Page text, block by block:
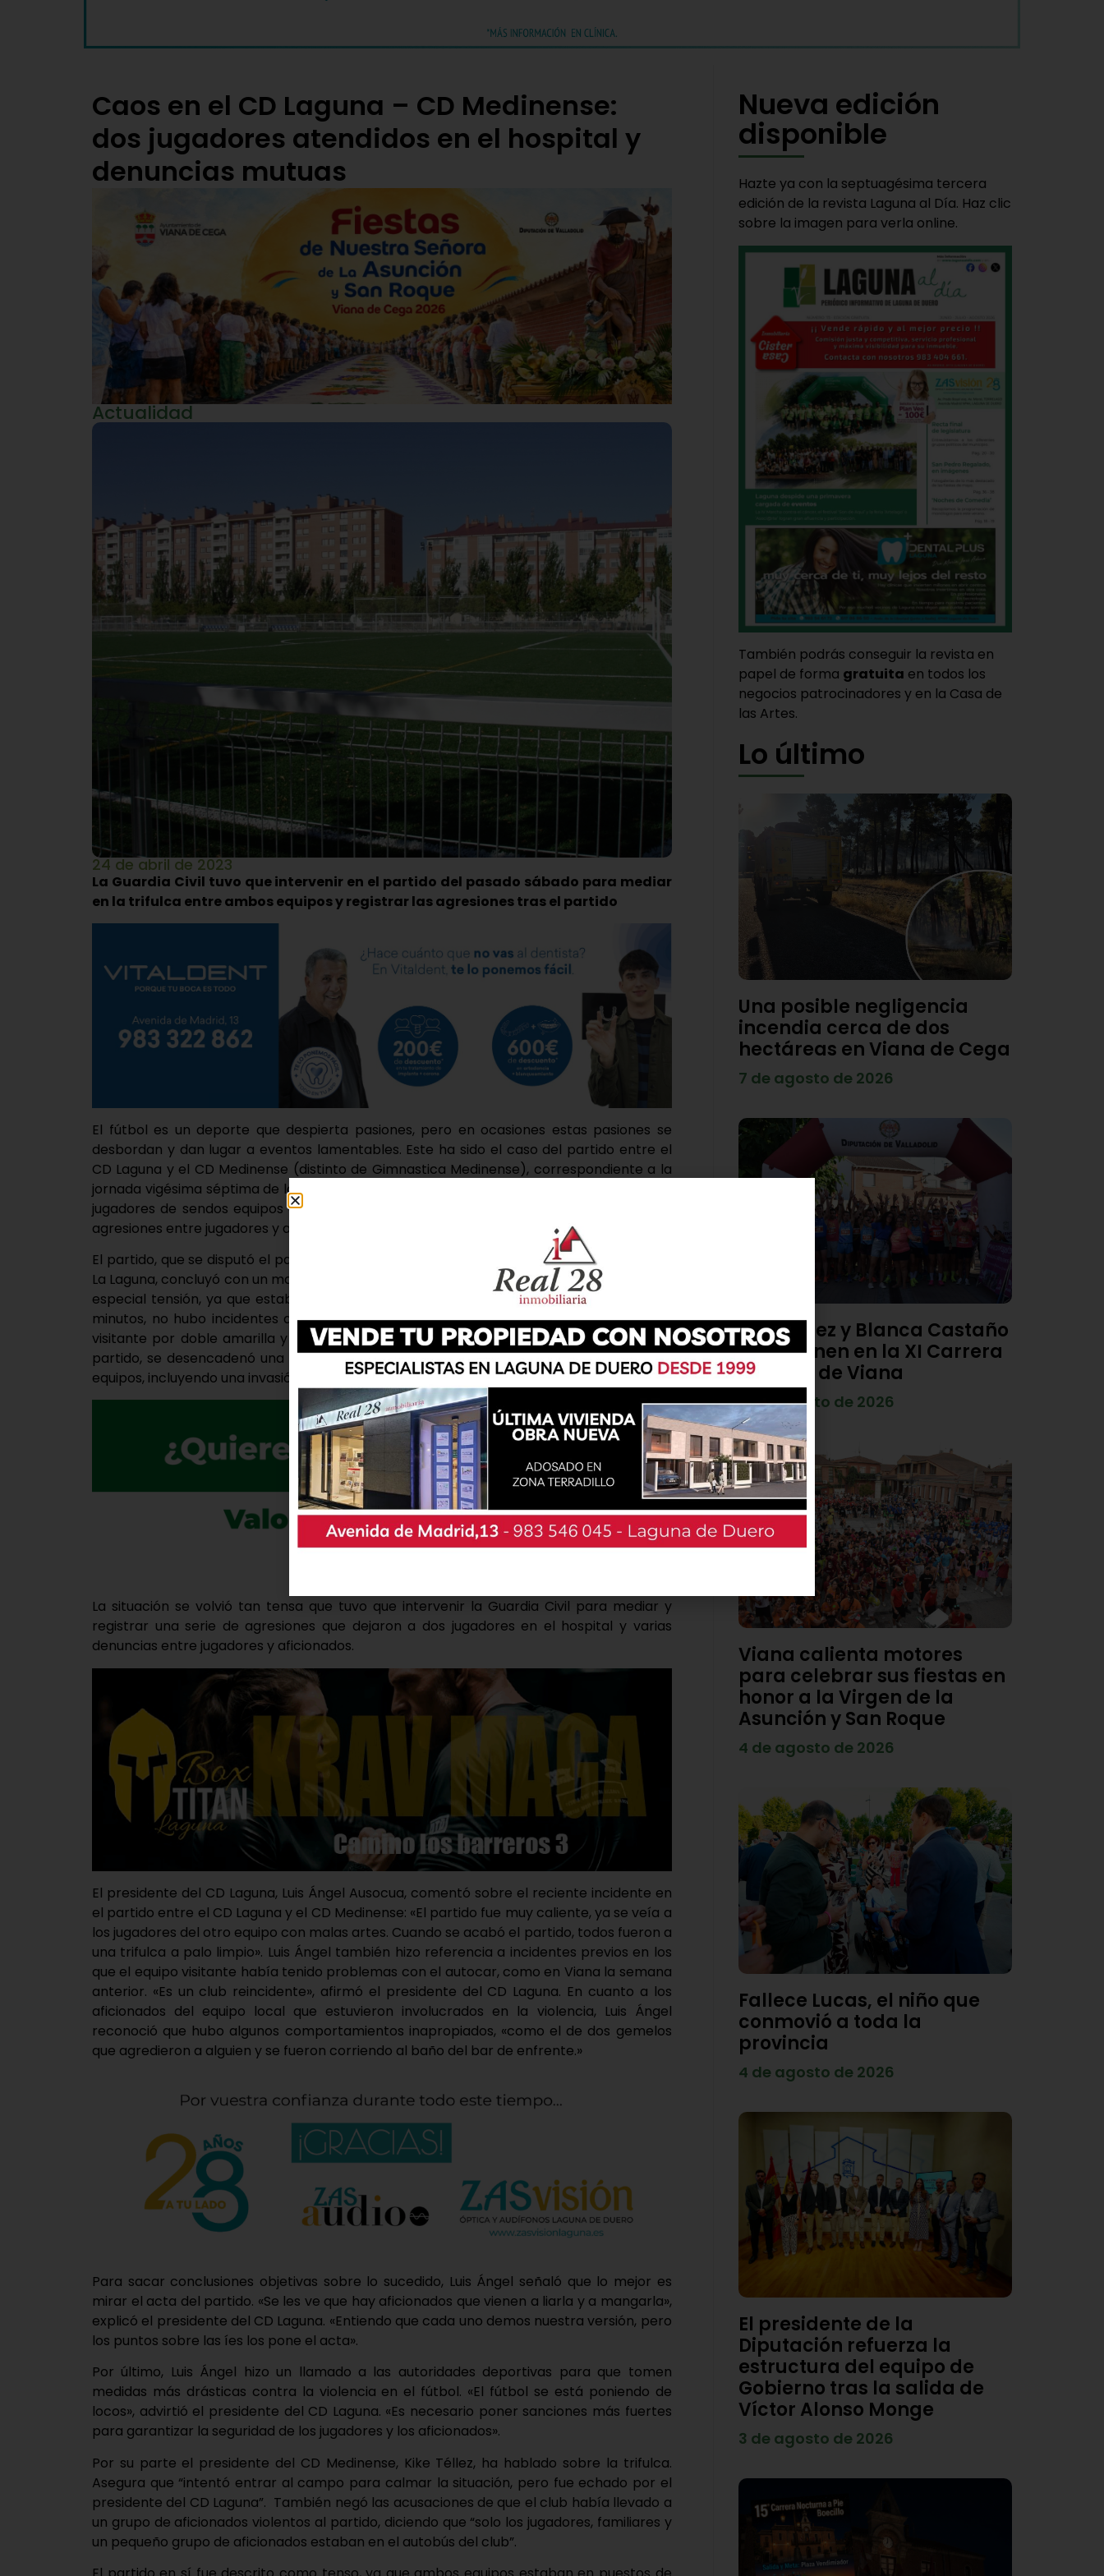
Caos en el CD Laguna – CD Medinense:
dos jugadores atendidos en el hospital y
denuncias mutuas
Actualidad
24 de abril de 2023
La Guardia Civil tuvo que intervenir en el partido del pasado sábado para mediar
en la trifulca entre ambos equipos y registrar las agresiones tras el partido
El fútbol es un deporte que despierta pasiones, pero en ocasiones estas pasiones se
desbordan y dan lugar a eventos lamentables. Este ha sido el caso del partido entre el
CD Laguna y el CD Medinense (distinto de Gimnastica Medinense), correspondiente a la
jornada vigésima séptima de la 2ª División Provincial de Aficionados, que terminó con dos
jugadores de sendos equipos en el hospital y con demandas contrapuestas tras varias
agresiones entre jugadores y asistentes al encuentro.
El partido, que se disputó el pasado sábado 22 de abril a las 15:30 horas en Los Anexos de
La Laguna, concluyó con un marcador de 2-1 a favor de los laguneros. El encuentro era de
especial tensión, ya que estaba en juego el ascenso de categoría. Durante los noventa
minutos, no hubo incidentes dignos de mención más allá de la expulsión de un jugador
visitante por doble amarilla y agravios de los espectadores. Sin embargo, al finalizar el
partido, se desencadenó una trifulca que involucró a jugadores y aficionados de ambos
equipos, incluyendo una invasión de campo.
La situación se volvió tan tensa que tuvo que intervenir la Guardia Civil para mediar y
registrar una serie de agresiones que dejaron a dos jugadores en el hospital y varias
denuncias entre jugadores y aficionados.
El presidente del CD Laguna, Luis Ángel Ausocua, comentó sobre el reciente incidente en
el partido entre el CD Laguna y el CD Medinense: «El partido fue muy caliente, ya se veía a
los jugadores del otro equipo con malas artes. Cuando se acabó el partido, todos fueron a
una trifulca a palo limpio». Luis Ángel también hizo referencia a incidentes previos en los
que el equipo visitante había tenido problemas con el autocar, como en Viana la semana
anterior. «Es un club reincidente», afirmó el presidente del CD Laguna. En cuanto a los
aficionados del equipo local que estuvieron involucrados en la violencia, Luis Ángel
reconoció que hubo algunos comportamientos inapropiados, «como el de dos gemelos
que agredieron a alguien y se fueron corriendo al baño del bar de enfrente.»
Para sacar conclusiones objetivas sobre lo sucedido, Luis Ángel señaló que lo mejor es
mirar el acta del partido. «Se les ve que hay aficionados que vienen a liarla y a mangarla»,
explicó el presidente del CD Laguna. «Entiendo que cada uno demos nuestra versión, pero
los puntos sobre las íes los pone el acta».
Por último, Luis Ángel hizo un llamado a las autoridades deportivas para que tomen
medidas más drásticas contra la violencia en el fútbol. «El fútbol se está poniendo de
locos», advirtió el presidente del CD Laguna. «Es necesario poner sanciones más fuertes
para garantizar la seguridad de los jugadores y los aficionados».
Por su parte el presidente del CD Medinense, Kike Téllez, ha hablado sobre la trifulca.
Asegura que “intentó entrar al campo para calmar la situación, pero fue echado por el
presidente del CD Laguna”. También negó las acusaciones de que el club había llevado a
un grupo de aficionados violentos al partido, diciendo que “solo los jugadores, familiares y
un pequeño grupo de aficionados estaban en el autobús del club”.
Nueva edición
disponible
Hazte ya con la septuagésima tercera
edición de la revista Laguna al Día. Haz clic
sobre la imagen para verla online.
También podrás conseguir la revista en
papel de forma gratuita en todos los
negocios patrocinadores y en la Casa de
las Artes.
Lo último
Una posible negligencia
incendia cerca de dos
hectáreas en Viana de Cega
7 de agosto de 2026
Diego Díez y Blanca Castaño
se imponen en la XI Carrera
Popular de Viana
4 de agosto de 2026
Viana calienta motores
para celebrar sus fiestas en
honor a la Virgen de la
Asunción y San Roque
4 de agosto de 2026
Fallece Lucas, el niño que
conmovió a toda la
provincia
4 de agosto de 2026
El presidente de la
Diputación refuerza la
estructura del equipo de
Gobierno tras la salida de
Víctor Alonso Monge
3 de agosto de 2026